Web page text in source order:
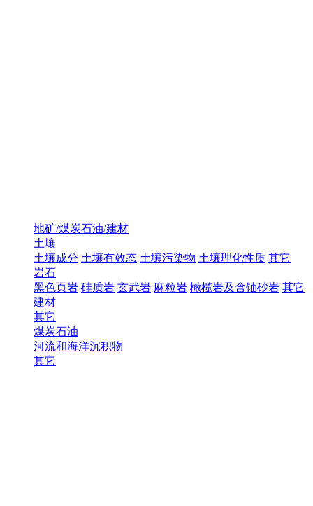
地矿/煤炭石油/建材
土壤
土壤成分 土壤有效态 土壤污染物 土壤理化性质 其它
岩石
黑色页岩 硅质岩 玄武岩 麻粒岩 橄榄岩及含铀砂岩 其它
建材
其它
煤炭石油
河流和海洋沉积物
其它